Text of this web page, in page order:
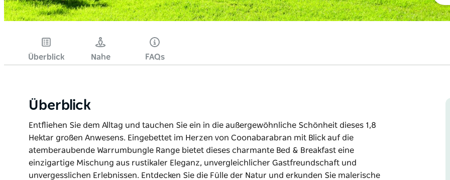
Überblick Nahe FAQs
Überblick
Entfliehen Sie dem Alltag und tauchen Sie ein in die außergewöhnliche Schönheit dieses 1,8
Hektar großen Anwesens. Eingebettet im Herzen von Coonabarabran mit Blick auf die
atemberaubende Warrumbungle Range bietet dieses charmante Bed & Breakfast eine
einzigartige Mischung aus rustikaler Eleganz, unvergleichlicher Gastfreundschaft und
unvergesslichen Erlebnissen. Entdecken Sie die Fülle der Natur und erkunden Sie malerische